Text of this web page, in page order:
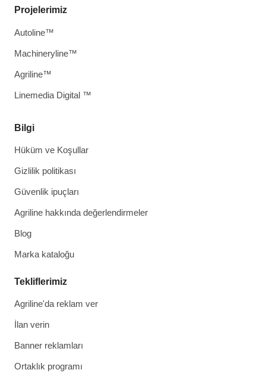
Bilgi
Hüküm ve Koşullar
Gizlilik politikası
Güvenlik ipuçları
Agriline hakkında değerlendirmeler
Blog
Marka kataloğu
Tekliflerimiz
Agriline'da reklam ver
İlan verin
Banner reklamları
Ortaklık programı
Projelerimiz
Autoline™
Machineryline™
Agriline™
Linemedia Digital ™